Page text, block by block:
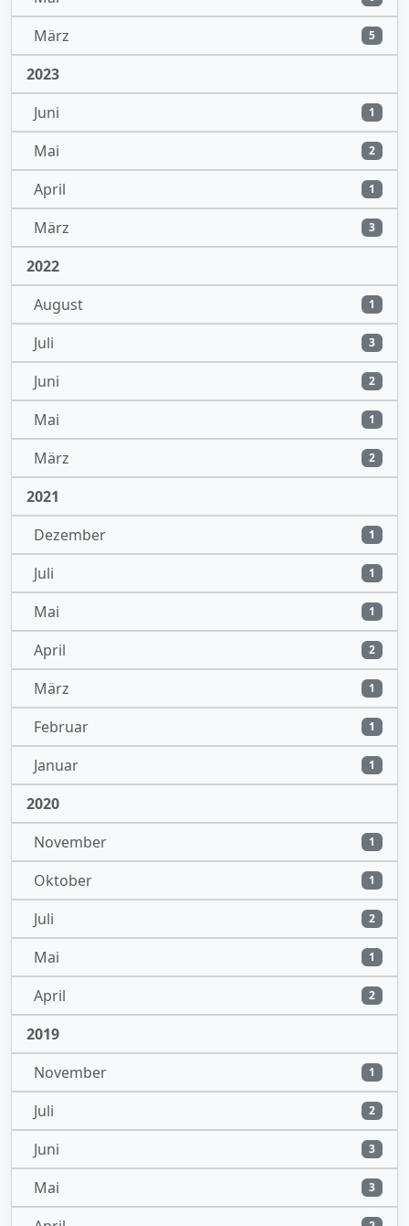
März 5
2023
Juni
1
Mai 2
April 1
März 3
2022
August
1
Juli 3
Juni 2
Mai 1
März 2
2021
Dezember
1
Juli 1
Mai 1
April 2
März 1
Februar 1
Januar 1
2020
November
1
Oktober 1
Juli 2
Mai 1
April 2
2019
November
1
Juli 2
Juni 3
Mai 3